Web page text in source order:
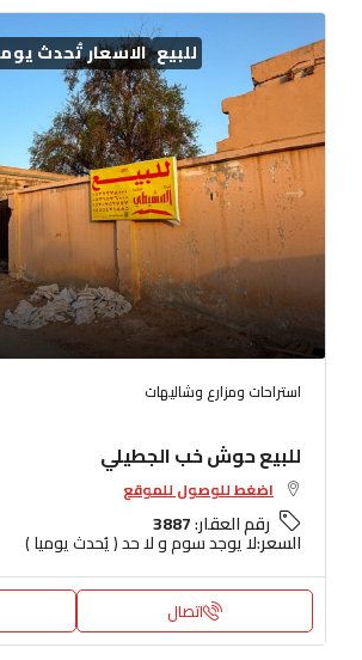
للبيع الاسعار تُحدث
استراحات ومزارع وشاليهات
للبيع حوش خب الجطيلي
اضغط للوصول للموقع
رقم العقار:3887
السعر:لا يوجد سوم و لا حد ( يُحدث يوميا )
اتصال